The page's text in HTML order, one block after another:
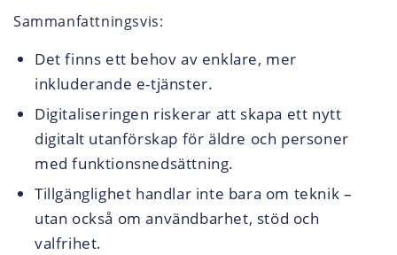
Sammanfattningsvis:
Det finns ett behov av enklare, mer
inkluderande e-tjänster.
Digitaliseringen riskerar att skapa ett nytt
digitalt utanförskap för äldre och personer
med funktionsnedsättning.
Tillgänglighet handlar inte bara om teknik –
utan också om användbarhet, stöd och
valfrihet.